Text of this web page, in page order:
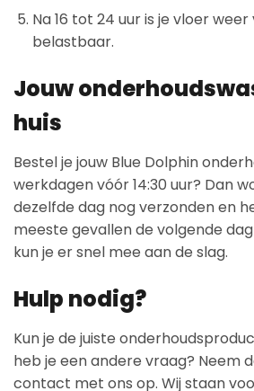
Na 16 tot 24 uur is je vloer
belastbaar.
Jouw
huis
Bestel je jouw Blue Dolphin
werkdagen vóór 14:30 uur? Dan
dezelfde dag nog verzonden en
meeste gevallen de volgende dag
kun je er snel mee aan de slag.
Hulp nodig?
Kun je de juiste
heb je een andere vraag? Neem
contact met ons op. Wij staan